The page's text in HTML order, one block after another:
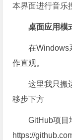
本界面进行音乐
桌面应用模
在Windows
作直观。
这里我只搬
移步下方
GitHub项目
https://